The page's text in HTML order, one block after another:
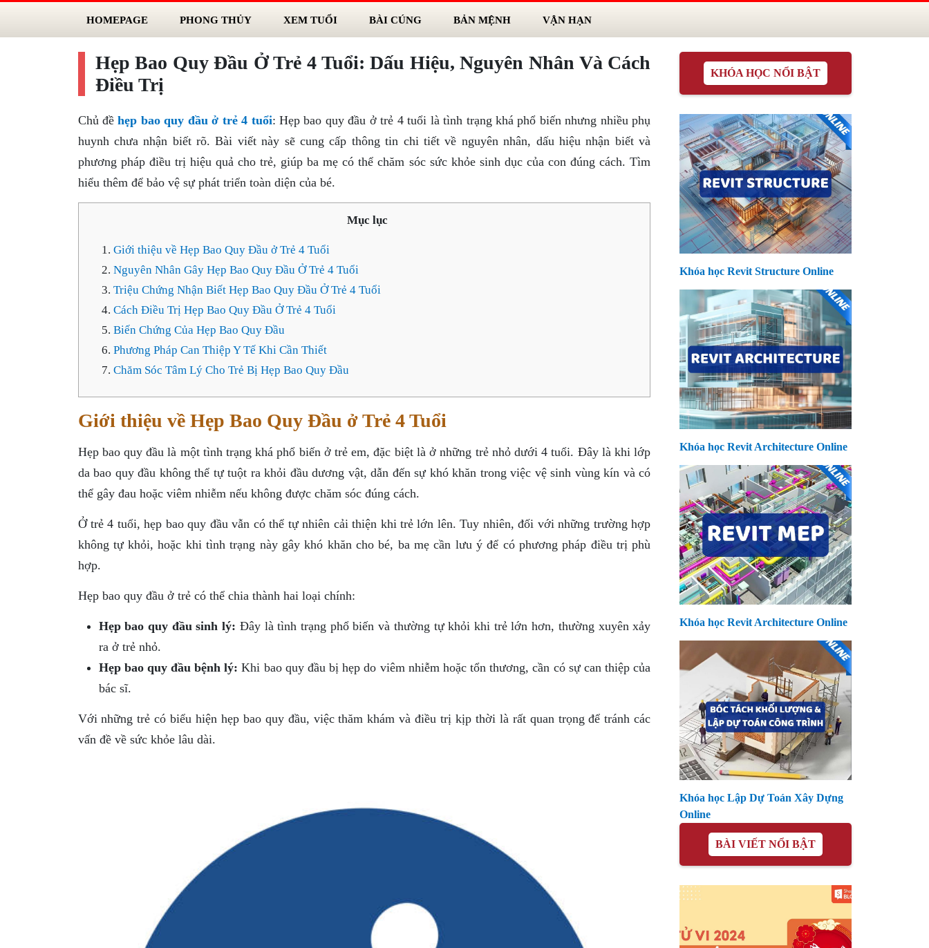
HOMEPAGE PHONG THỦY XEM TUỔI BÀI CÚNG BẢN MỆNH VẬN HẠN
Hẹp Bao Quy Đầu Ở Trẻ 4 Tuổi: Dấu Hiệu, Nguyên Nhân Và Cách
Điều Trị
Chủ đềhẹp bao quy đầu ở trẻ 4 tuổi: Hẹp bao quy đầu ở trẻ 4 tuổi là tình trạng khá phổ biến nhưng nhiều phụ
huynh chưa nhận biết rõ. Bài viết này sẽ cung cấp thông tin chi tiết về nguyên nhân, dấu hiệu nhận biết và
phương pháp điều trị hiệu quả cho trẻ, giúp ba mẹ có thể chăm sóc sức khỏe sinh dục của con đúng cách. Tìm
hiểu thêm để bảo vệ sự phát triển toàn diện của bé.
Mục lục
Giới thiệu về Hẹp Bao Quy Đầu ở Trẻ 4 Tuổi
Nguyên Nhân Gây Hẹp Bao Quy Đầu Ở Trẻ 4 Tuổi
Triệu Chứng Nhận Biết Hẹp Bao Quy Đầu Ở Trẻ 4 Tuổi
Cách Điều Trị Hẹp Bao Quy Đầu Ở Trẻ 4 Tuổi
Biến Chứng Của Hẹp Bao Quy Đầu
Phương Pháp Can Thiệp Y Tế Khi Cần Thiết
Chăm Sóc Tâm Lý Cho Trẻ Bị Hẹp Bao Quy Đầu
Giới thiệu về Hẹp Bao Quy Đầu ở Trẻ 4 Tuổi
Hẹp bao quy đầu là một tình trạng khá phổ biến ở trẻ em, đặc biệt là ở những trẻ nhỏ dưới 4 tuổi. Đây là khi lớp
da bao quy đầu không thể tự tuột ra khỏi đầu dương vật, dẫn đến sự khó khăn trong việc vệ sinh vùng kín và có
thể gây đau hoặc viêm nhiễm nếu không được chăm sóc đúng cách.
Ở trẻ 4 tuổi, hẹp bao quy đầu vẫn có thể tự nhiên cải thiện khi trẻ lớn lên. Tuy nhiên, đối với những trường hợp
không tự khỏi, hoặc khi tình trạng này gây khó khăn cho bé, ba mẹ cần lưu ý để có phương pháp điều trị phù
hợp.
Hẹp bao quy đầu ở trẻ có thể chia thành hai loại chính:
Hẹp bao quy đầu sinh lý: Đây là tình trạng phổ biến và thường tự khỏi khi trẻ lớn hơn, thường xuyên xảy
ra ở trẻ nhỏ.
Hẹp bao quy đầu bệnh lý: Khi bao quy đầu bị hẹp do viêm nhiễm hoặc tổn thương, cần có sự can thiệp của
bác sĩ.
Với những trẻ có biểu hiện hẹp bao quy đầu, việc thăm khám và điều trị kịp thời là rất quan trọng để tránh các
vấn đề về sức khỏe lâu dài.
KHÓA HỌC NỔI BẬT
Khóa học Revit Structure Online
Khóa học Revit Architecture Online
Khóa học Revit Architecture Online
Khóa học Lập Dự Toán Xây Dựng
Online
BÀI VIẾT NỔI BẬT